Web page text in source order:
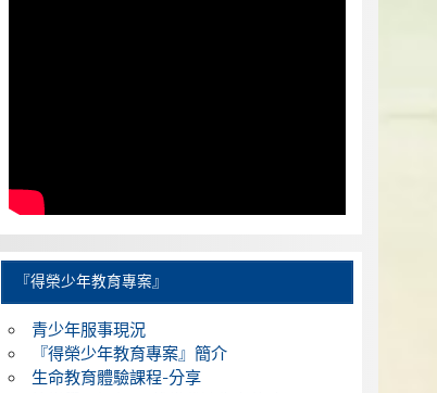
『得榮少年教育專案』
青少年服事現況
『得榮少年教育專案』簡介
生命教育體驗課程-分享